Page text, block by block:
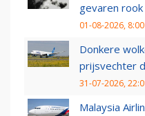
gevaren
01-08-2026, 8:00
Donkere
prijsvechter
31-07-2026,
Malaysia